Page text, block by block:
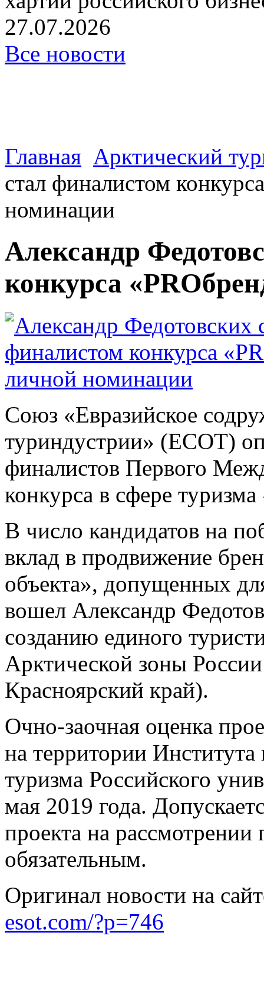
27.07.2026
Все новости
Главная Арктический
стал финалистом
номинации
Александр
конкурса
Союз «Евразийское
туриндустрии» (ЕСОТ)
финалистов Первого
конкурса в сфере
В число кандидатов на
вклад в продвижение
объекта», допущенных
вошел Александр
созданию единого
Арктической зоны
Красноярский край).
Очно-заочная оценка
на территории Института
туризма Российского
мая 2019 года.
проекта на рассмотрении
обязательным.
Оригинал новости на
esot.com/?p=746